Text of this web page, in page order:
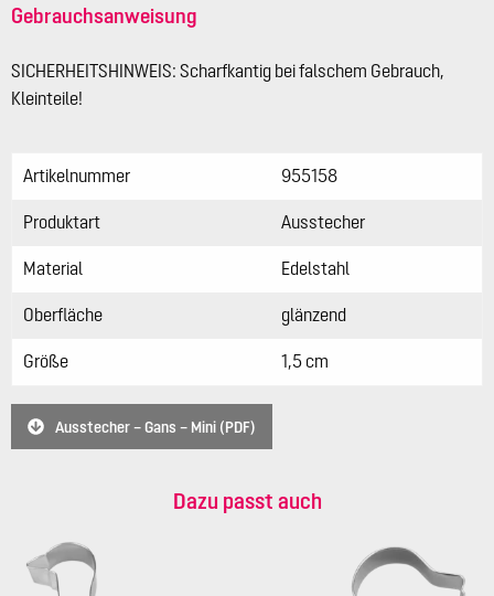
Gebrauchsanweisung
SICHERHEITSHINWEIS: Scharfkantig bei falschem Gebrauch,
Kleinteile!
Artikelnummer 955158
Produktart Ausstecher
Material Edelstahl
Oberfläche glänzend
Größe 1,5 cm
Ausstecher – Gans – Mini (PDF)
Dazu passt auch